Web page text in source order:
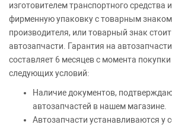
изготовителем транспортного
фирменную упаковку с товарным
производителя, или товарный знак
автозапчасти. Гарантия на
составляет 6 месяцев с момента
следующих условий:
Наличие документов,
автозапчастей в нашем магазине.
Автозапчасти устанавливаются у